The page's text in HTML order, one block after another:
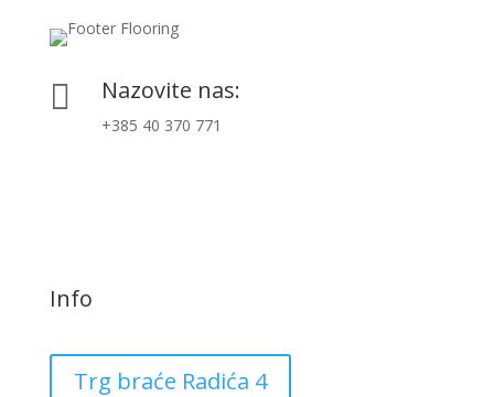
 Nazovite nas:
+385 40 370 771
Info
Trg braće Radića 4